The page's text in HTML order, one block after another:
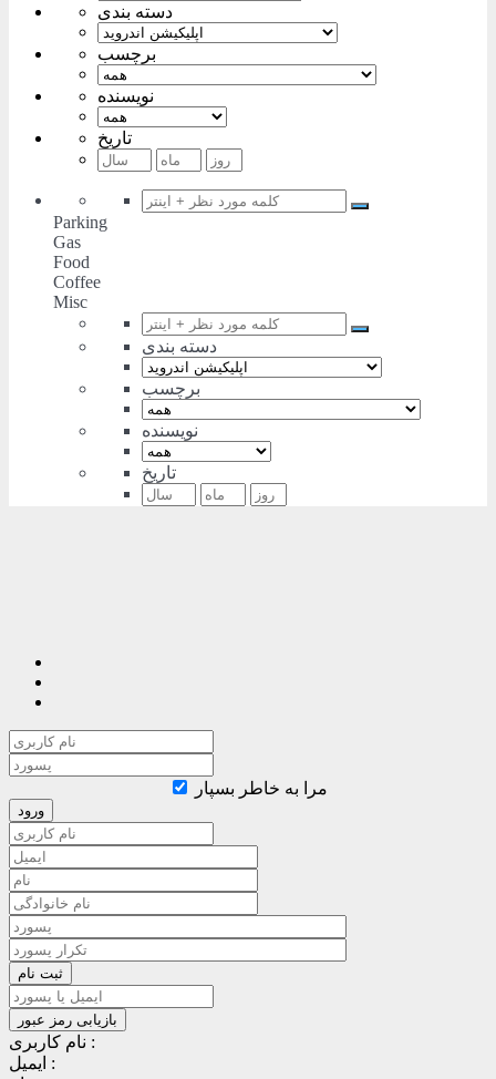
دسته بندی
برچسب
نویسنده
تاریخ
Parking
Gas
Food
Coffee
Misc
دسته بندی
برچسب
نویسنده
تاریخ
مرا به خاطر بسپار
نام کاربری :
ایمیل :